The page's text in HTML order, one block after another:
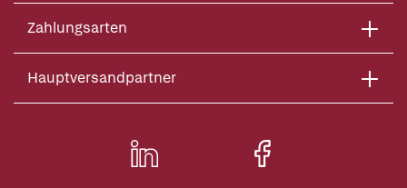
Zahlungsarten
Hauptversandpartner